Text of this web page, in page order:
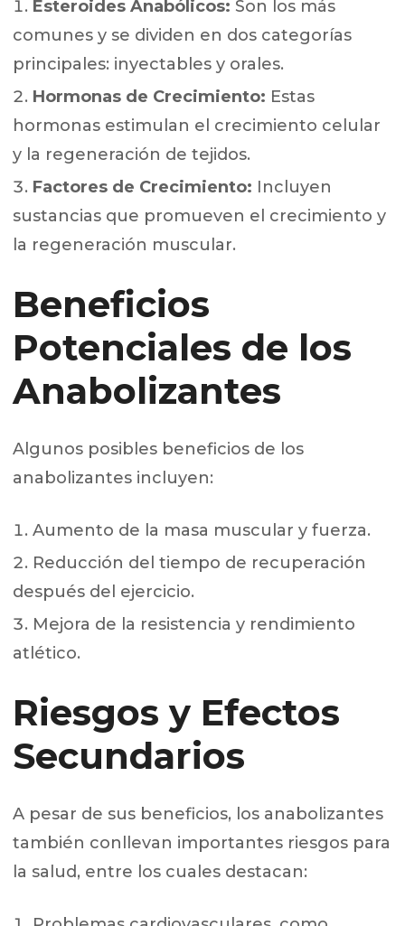
Esteroides Anabólicos: Son los más
comunes y se dividen en dos categorías
principales: inyectables y orales.
Hormonas de Crecimiento: Estas
hormonas estimulan el crecimiento celular
y la regeneración de tejidos.
Factores de Crecimiento: Incluyen
sustancias que promueven el crecimiento y
la regeneración muscular.
Beneficios
Potenciales de los
Anabolizantes
Algunos posibles beneficios de los
anabolizantes incluyen:
Aumento de la masa muscular y fuerza.
Reducción del tiempo de recuperación
después del ejercicio.
Mejora de la resistencia y rendimiento
atlético.
Riesgos y Efectos
Secundarios
A pesar de sus beneficios, los anabolizantes
también conllevan importantes riesgos para
la salud, entre los cuales destacan: